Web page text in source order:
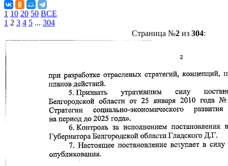
1 10 20 50 ВСЕ
1 2 3 4 5 ... 304
Страница №2из 304: